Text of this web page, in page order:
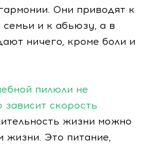
Они приводят к
и к абьюзу, а в
ничего, кроме боли и
пилюли не
скорость
жизни можно
жизни. Это питание,